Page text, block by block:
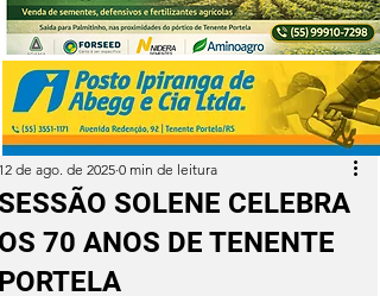
SOLENE CELEBRA
70 ANOS DE TENENTE
de ago. de 2025 0 min de leitura